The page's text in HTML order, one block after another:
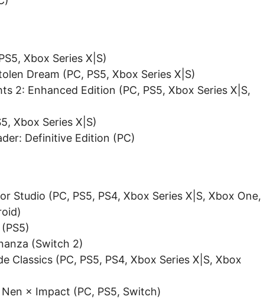
Xbox Series X|S)
Dream (PC, PS5, Xbox Series X|S)
2: Enhanced Edition (PC, PS5, Xbox Series X|S,
Xbox Series X|S)
Definitive Edition (PC)
Studio (PC, PS5, PS4, Xbox Series X|S, Xbox One,
(Switch 2)
Classics (PC, PS5, PS4, Xbox Series X|S, Xbox
× Impact (PC, PS5, Switch)